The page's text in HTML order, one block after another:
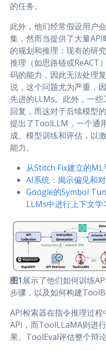
的任务。
此外，他们经常假设用户
集，然而当提供了大量
的规划和推理：现有的研
推理（如思路链或ReACT
码的能力，因此无法处理
说，这个问题尤为严重，
先进的LLMs。此外，一
回复，而这对于后续模型
提出了ToolLLM，一个通
成、模型训练和评估，以
能力。
从Stitch Fix建立的
AI系统：揭示偏见和
Google的Symbol
LLMs中进行上下文学
图1 展示了他们如何训练
步骤，以及如何构建
API检索器在指令推理过
API，而ToolLLaMA则进
果。ToolEval评估整个辩论